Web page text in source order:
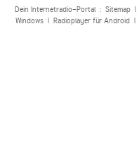
Dein Internetradio-Portal : Sitemap|
Windows| Radioplayer für Android|